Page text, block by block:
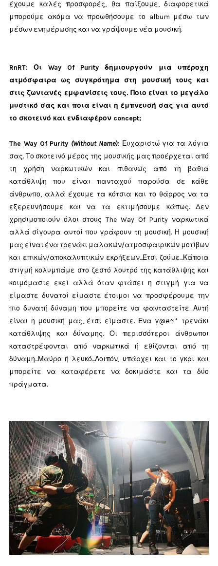
έχουμε καλές προσφορές, θα παίξουμε, διαφορετικά
μπορούμε ακόμα να προωθήσουμε το album μέσω των
μέσων ενημέρωσης και να γράψουμε νέα μουσική.
RnRT: Οι Way Of Purity δημιουργούν μια υπέροχη
ατμόσφαιρα ως συγκρότημα στη μουσική τους και
στις ζωντανές εμφανίσεις τους. Ποιο είναι το μεγάλο
μυστικό σας και ποια είναι η έμπνευσή σας για αυτό
το σκοτεινό και ενδιαφέρον concept;
The Way Of Purity (Without Name): Ευχαριστώ για τα λόγια
σας. Το σκοτεινό μέρος της μουσικής μας προέρχεται από
τη χρήση ναρκωτικών και πιθανώς από τη βαθιά
κατάθλιψη που είναι πανταχού παρούσα σε κάθε
άνθρωπο, αλλά έχουμε τα κότσια και το θάρρος να τα
εξερευνήσουμε και να τα εκτιμήσουμε κάπως. Δεν
χρησιμοποιούν όλοι στους The Way Of Purity ναρκωτικά
αλλά σίγουρα αυτοί που γράφουν τη μουσική. Η μουσική
μας είναι ένα τρενάκι μαλακών/ατμοσφαιρικών μοτίβων
και επικών/αποκαλυπτικών εκρήξεων...Έτσι ζούμε...Κάποια
στιγμή κολυμπάμε στο ζεστό λουτρό της κατάθλιψης και
κοιμόμαστε εκεί αλλά όταν φτάσει η στιγμή για να
είμαστε δυνατοί είμαστε έτοιμοι να προσφέρουμε την
πιο δυνατή δύναμη που μπορείτε να φανταστείτε....Αυτή
είναι η μουσική μας, έτσι είμαστε. Ένα γ@#^!* τρενάκι
κατάθλιψης και δύναμης. Οι περισσότεροι άνθρωποι
καταστρέφονται από ναρκωτικά ή εθίζονται από τη
δύναμη...Μαύρο ή λευκό...Λοιπόν, υπάρχει και το γκρι και
μπορείτε να καταφέρετε να δοκιμάστε και τα δύο
πράγματα.